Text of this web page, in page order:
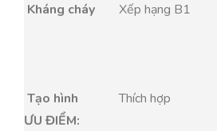
Kháng cháy Xếp hạng B1
Tạo hình
Thích hợp
ƯU ĐIỂM: